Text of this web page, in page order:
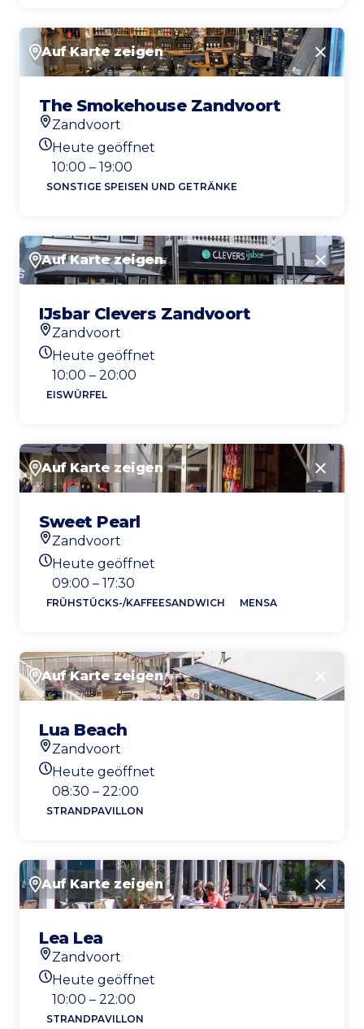
Auf Karte zeigen
The Smokehouse Zandvoort
Standort
Zandvoort
Heutigen Öffnungszeiten
Heute geöffnet
10:00 – 19:00
SONSTIGE SPEISEN UND GETRÄNKE
Auf Karte zeigen
IJsbar Clevers Zandvoort
Standort
Zandvoort
Heutigen Öffnungszeiten
Heute geöffnet
10:00 – 20:00
EISWÜRFEL
Auf Karte zeigen
Sweet Pearl
Standort
Zandvoort
Heutigen Öffnungszeiten
Heute geöffnet
09:00 – 17:30
FRÜHSTÜCKS-/KAFFEESANDWICH MENSA
Auf Karte zeigen
Lua Beach
Standort
Zandvoort
Heutigen Öffnungszeiten
Heute geöffnet
08:30 – 22:00
STRANDPAVILLON
Auf Karte zeigen
Lea Lea
Standort
Zandvoort
Heutigen Öffnungszeiten
Heute geöffnet
10:00 – 22:00
STRANDPAVILLON